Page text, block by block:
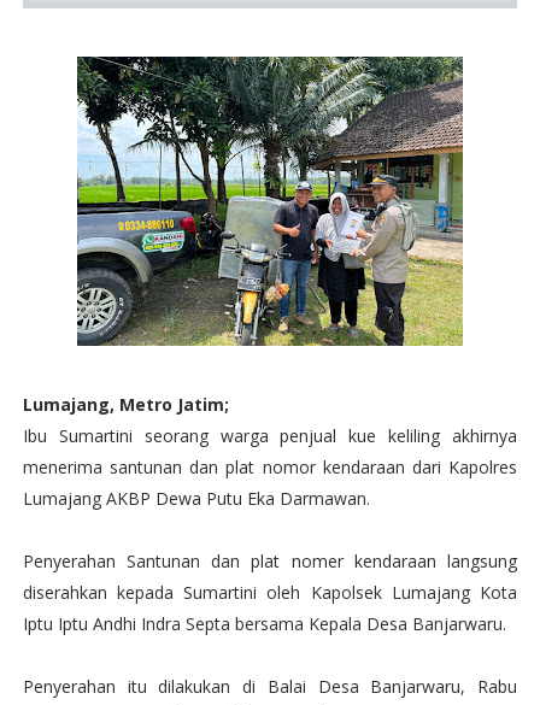
Lumajang, Metro Jatim;
Ibu Sumartini seorang warga penjual kue keliling akhirnya
menerima santunan dan plat nomor kendaraan dari Kapolres
Lumajang AKBP Dewa Putu Eka Darmawan.
Penyerahan Santunan dan plat nomer kendaraan langsung
diserahkan kepada Sumartini oleh Kapolsek Lumajang Kota
Iptu Iptu Andhi Indra Septa bersama Kepala Desa Banjarwaru.
Penyerahan itu dilakukan di Balai Desa Banjarwaru, Rabu